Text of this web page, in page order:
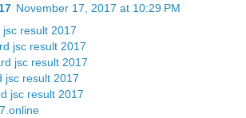
November 17, 2017 at 10:29 PM
result 2017
jsc result 2017
jsc result 2017
jsc result 2017
jsc result 2017